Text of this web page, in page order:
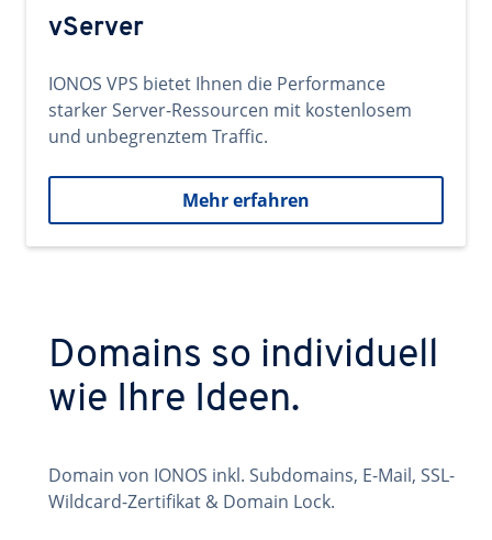
vServer
IONOS VPS bietet Ihnen die Performance
starker Server-Ressourcen mit kostenlosem
und unbegrenztem Traffic.
Mehr erfahren
Domains so individuell
wie Ihre Ideen.
Domain von IONOS inkl. Subdomains, E-Mail, SSL-
Wildcard-Zertifikat & Domain Lock.